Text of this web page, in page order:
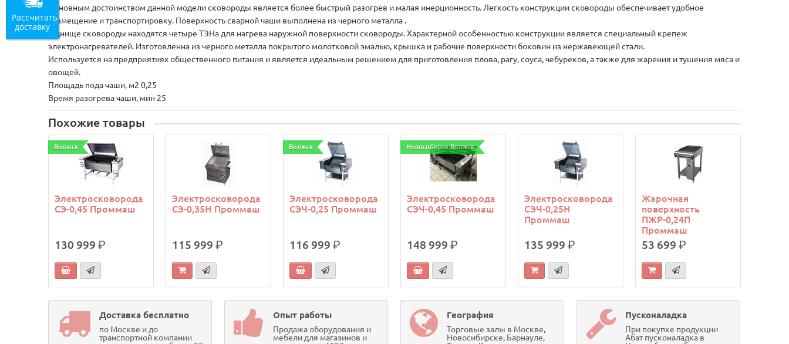
Основным достоинством данной модели сковороды является более быстрый разогрев и малая инерционность. Легкость конструкции сковороды обеспечивает удобное
размещение и транспортировку. Поверхность сварной чаши выполнена из черного металла .
В днище сковороды находятся четыре ТЭНа для нагрева наружной поверхности сковороды. Характерной особенностью конструкции является специальный крепеж
электронагревателей. Изготовленна из черного металла покрытого молотковой эмалью, крышка и рабочие поверхности боковин из нержавеющей стали.
Используется на предприятиях общественного питания и является идеальным решением для приготовления плова, рагу, соуса, чебуреков, а также для жарения и тушения мяса и
овощей.
Площадь пода чаши, м2 0,25
Время разогрева чаши, мин 25
Похожие товары
Волжск
Электросковорода
СЭ-0,45 Проммаш
130 999р.
Электросковорода
СЭ-0,35Н Проммаш
115 999р.
Волжск
Электросковорода
СЭЧ-0,25 Проммаш
116 999р.
Новосибирск Волжск
Электросковорода
СЭЧ-0,45 Проммаш
148 999р.
Электросковорода
СЭЧ-0,25Н
Проммаш
135 999р.
Жарочная
поверхность
ПЖР-0,24П
Проммаш
53 699р.
Доставка бесплатно
по Москве и до
транспортной компании
Опыт работы
Продажа оборудования и
мебели для магазинов и
География
Торговые залы в Москве,
Новосибирске, Барнауле,
Пусконаладка
При покупке продукции
Абат пусконаладка в
Рассчитать
доставку